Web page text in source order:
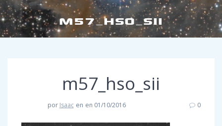
M57_HSO_SII
m57_hso_sii
por Isaac en en 01/10/2016 0